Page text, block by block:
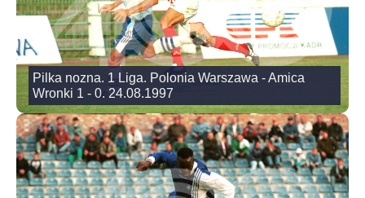
Pilka nozna. 1 Liga. Polonia Warszawa - Amica
Wronki 1 - 0. 24.08.1997